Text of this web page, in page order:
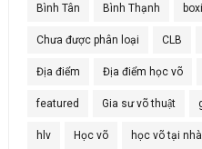
Bình Tân Bình Thạnh
Chưa được phân loại CLB
Địa điểm Địa điểm học võ
featured Gia sư võ thuật
hlv Học võ học võ tại nhà